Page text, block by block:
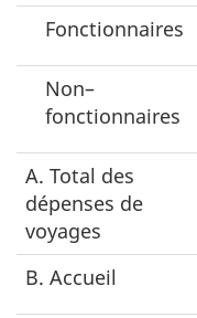
de
d’accueil
de
conférences
Fonctionnaires
Non–
fonctionnaires
A. Total des
dépenses de
voyages
B. Accueil